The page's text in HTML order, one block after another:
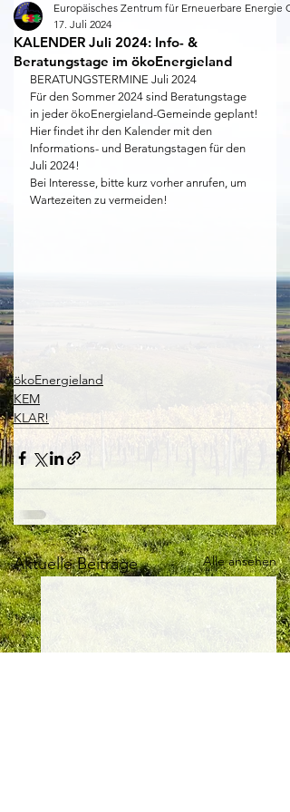
KALENDER Juli 2024: Info- &
Beratungstage im ökoEnergieland
Europäisches Zentrum für Erneuerbare Energie
17. Juli 2024
BERATUNGSTERMINE Juli 2024
Für den Sommer 2024 sind Beratungstage
in jeder ökoEnergieland-Gemeinde geplant!
Hier findet ihr den Kalender mit den
Informations- und Beratungstagen für den
Juli 2024!
Bei Interesse, bitte kurz vorher anrufen, um
Wartezeiten zu vermeiden!
ökoEnergieland
KEM
KLAR!
Aktuelle Beiträge Alle ansehen